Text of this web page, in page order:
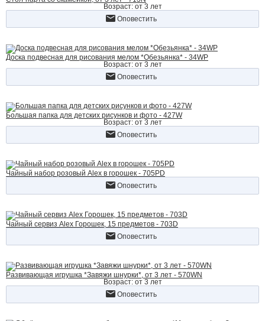
Возраст: от 3 лет
Оповестить
Доска подвесная для рисования мелом *Обезьянка* - 34WP
Возраст: от 3 лет
Оповестить
Большая папка для детских рисунков и фото - 427W
Возраст: от 3 лет
Оповестить
Чайный набор розовый Alex в горошек - 705PD
Оповестить
Чайный сервиз Alex Горошек, 15 предметов - 703D
Оповестить
Развивающая игрушка *Завяжи шнурки*, от 3 лет - 570WN
Возраст: от 3 лет
Оповестить